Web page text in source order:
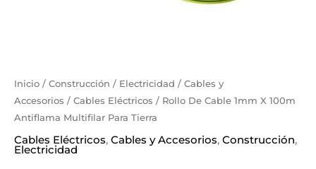
Inicio / Construcción / Electricidad / Cables y
Accesorios / Cables Eléctricos / Rollo De Cable 1mm X 100m
Antiflama Multifilar Para Tierra
Cables Eléctricos, Cables y Accesorios, Construcción,
Electricidad